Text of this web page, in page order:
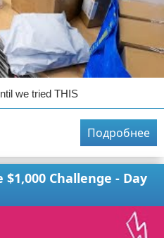
we tried THIS
Подробнее
Challenge - Day